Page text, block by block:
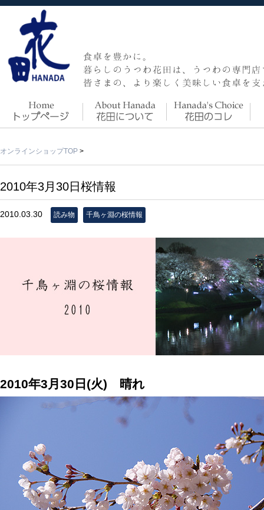
オンラインショップTOP >
2010年3月30日桜情報
2010.03.30 読み物 千鳥ヶ淵の桜情報
2010年3月30日(火) 晴れ